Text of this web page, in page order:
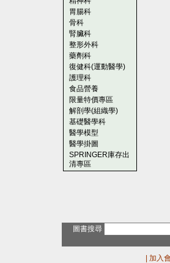
胃腸科
骨科
腎臟科
整形外科
藥劑科
復健科(運動醫學)
護理科
食品營養
限量特價專區
解剖學(組織學)
基礎醫學科
醫學模型
醫學掛圖
SPRINGER庫存出
清專區
圖書搜尋
加入